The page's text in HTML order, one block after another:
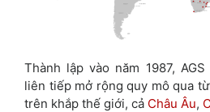
Thành lập vào năm 1987,
liên tiếp mở rộng quy mô qua
trên khắp thế giới, cả Châu Âu,